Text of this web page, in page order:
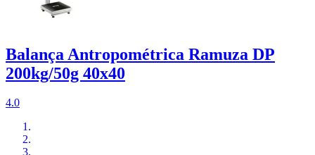
Balança Antropométrica Ramuza DP
200kg/50g 40x40
4.0